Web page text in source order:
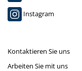
Instagram
Kontaktieren Sie uns
Arbeiten Sie mit uns